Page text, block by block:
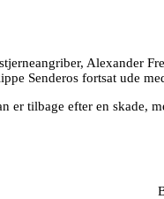
Senderos fortsat ude
er tilbage efter en skade,